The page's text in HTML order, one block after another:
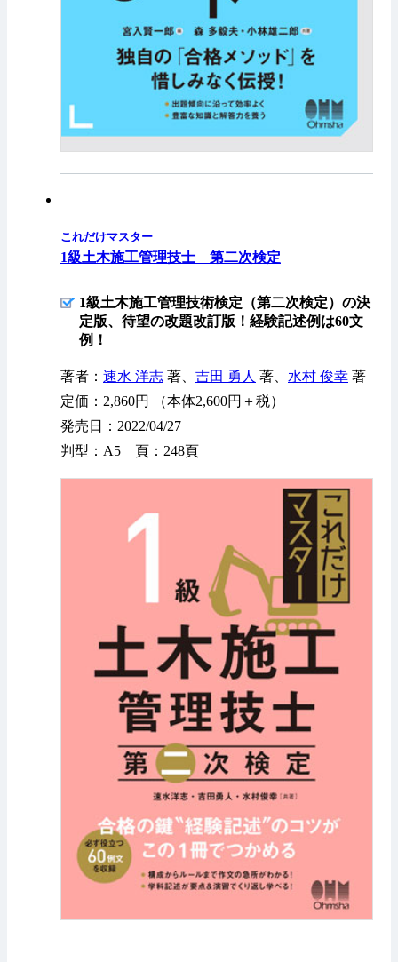
これだけマスター
1級土木施工管理技士 第二次検定
1級土木施工管理技術検定（第二次検定）の決
定版、待望の改題改訂版！経験記述例は60文
例！
著者： 速水 洋志 著、 吉田 勇人 著、 水村 俊幸 著
定価：2,860円 （本体2,600円＋税）
発売日：2022/04/27
判型：A5 頁：248頁